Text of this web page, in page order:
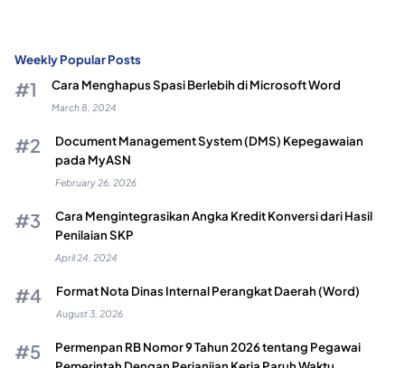
Weekly Popular Posts
Cara Menghapus Spasi Berlebih di Microsoft Word
March 8, 2024
Document Management System (DMS) Kepegawaian
pada MyASN
February 26, 2026
Cara Mengintegrasikan Angka Kredit Konversi dari Hasil
Penilaian SKP
April 24, 2024
Format Nota Dinas Internal Perangkat Daerah (Word)
August 3, 2026
Permenpan RB Nomor 9 Tahun 2026 tentang Pegawai